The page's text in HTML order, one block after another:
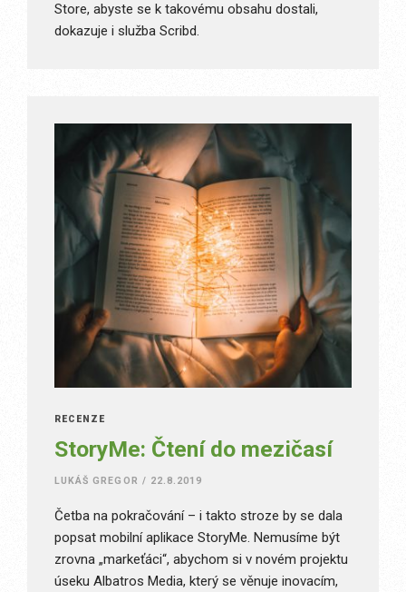
Store, abyste se k takovému obsahu dostali,
dokazuje i služba Scribd.
RECENZE
StoryMe: Čtení do mezičasí
LUKÁŠ GREGOR / 22.8.2019
Četba na pokračování – i takto stroze by se dala
popsat mobilní aplikace StoryMe. Nemusíme být
zrovna „markeťáci“, abychom si v novém projektu
úseku Albatros Media, který se věnuje inovacím,